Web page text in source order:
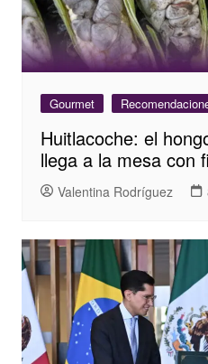
Gourmet
Huitlacoche: el
llega a la mesa con
Valentina Rodríguez